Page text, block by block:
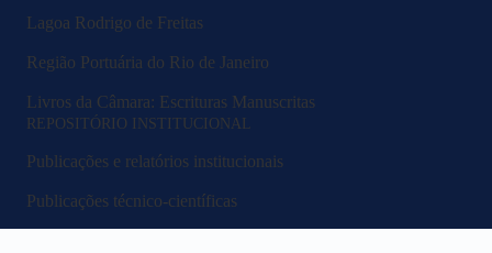
Lagoa Rodrigo de Freitas
Região Portuária do Rio de Janeiro
Livros da Câmara: Escrituras Manuscritas
REPOSITÓRIO INSTITUCIONAL
Publicações e relatórios institucionais
Publicações técnico-científicas